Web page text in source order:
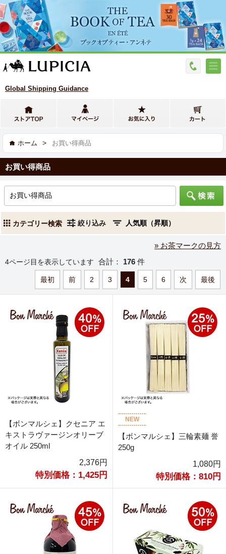
Global Shipping Guidance
ホーム > お買い得商品
お買い得商品
カテゴリー検索 絞り込み
» お茶マークの見方
4ページ目を表示しています 合計： 176 件
最初 前 2 3 4 5 6 次 最後
【ボンマルシェ】クセニア エ
キストラヴァージンオリーブ
オイル 250ml
2,376円
特別価格：1,425円
NEW
【ボンマルシェ】三輪素麺 誉
250g
1,080円
特別価格：810円